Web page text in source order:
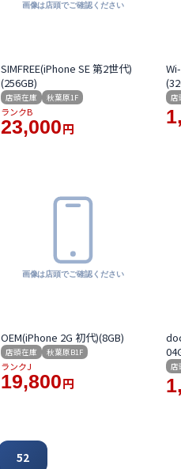
SIMFREE(iPhone SE 第2世代)
(256GB)
店頭在庫 秋葉原1F
ランクB
23,000 円
店
OEM(iPhone 2G 初代)(8GB)
店頭在庫 秋葉原B1F
ランクJ
19,800 円
店
52